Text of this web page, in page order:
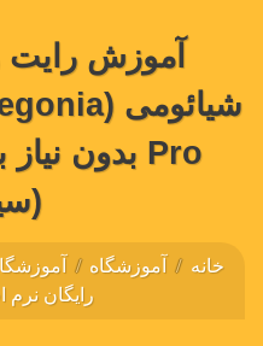
آموزش رایت
خانه / آموزشگاه /
رایگان نرم